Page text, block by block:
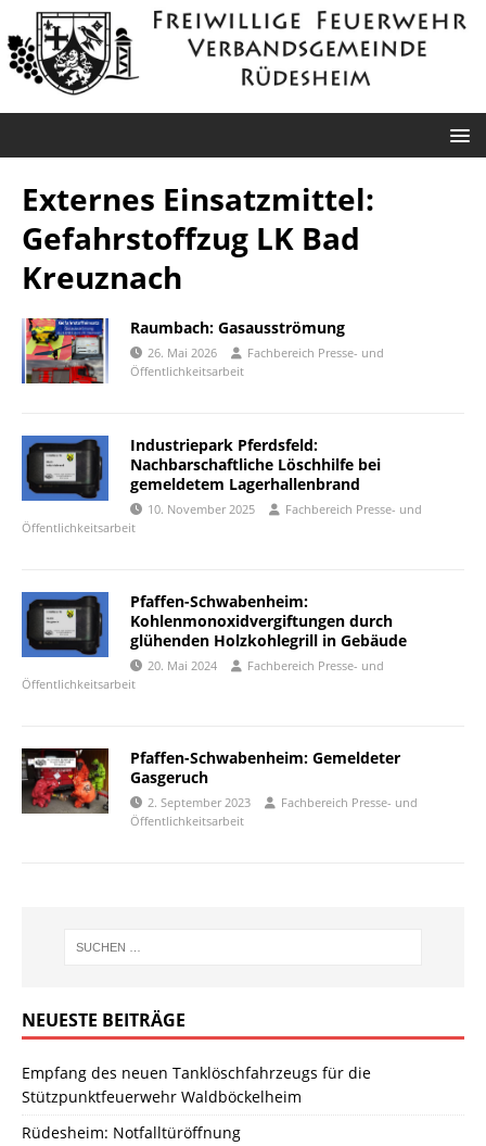
Externes Einsatzmittel:
Gefahrstoffzug LK Bad
Kreuznach
Raumbach: Gasausströmung
26. Mai 2026
Fachbereich Presse- und
Öffentlichkeitsarbeit
Industriepark Pferdsfeld:
Nachbarschaftliche Löschhilfe bei
gemeldetem Lagerhallenbrand
10. November 2025
Fachbereich Presse- und
Öffentlichkeitsarbeit
Pfaffen-Schwabenheim:
Kohlenmonoxidvergiftungen durch
glühenden Holzkohlegrill in Gebäude
20. Mai 2024
Fachbereich Presse- und
Öffentlichkeitsarbeit
Pfaffen-Schwabenheim: Gemeldeter
Gasgeruch
2. September 2023
Fachbereich Presse- und
Öffentlichkeitsarbeit
NEUESTE BEITRÄGE
Empfang des neuen Tanklöschfahrzeugs für die
Stützpunktfeuerwehr Waldböckelheim
Rüdesheim: Notfalltüröffnung